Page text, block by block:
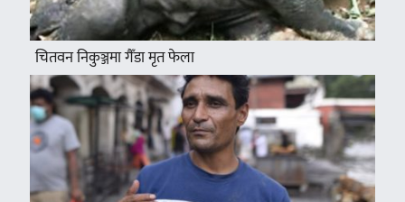
चितवन निकुञ्जमा गैँडा मृत फेला